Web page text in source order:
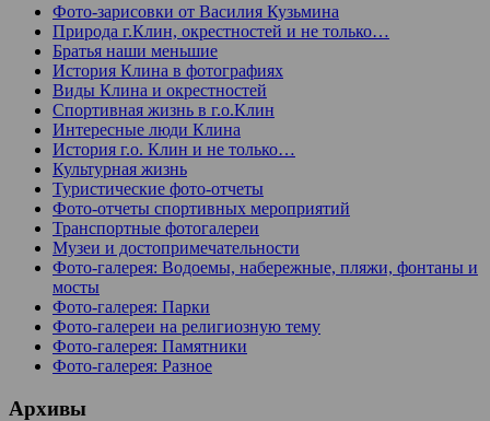
Фото-зарисовки от Василия Кузьмина
Природа г.Клин, окрестностей и не только…
Братья наши меньшие
История Клина в фотографиях
Виды Клина и окрестностей
Спортивная жизнь в г.о.Клин
Интересные люди Клина
История г.о. Клин и не только…
Культурная жизнь
Туристические фото-отчеты
Фото-отчеты спортивных мероприятий
Транспортные фотогалереи
Музеи и достопримечательности
Фото-галерея: Водоемы, набережные, пляжи, фонтаны и
мосты
Фото-галерея: Парки
Фото-галереи на религиозную тему
Фото-галерея: Памятники
Фото-галерея: Разное
Архивы